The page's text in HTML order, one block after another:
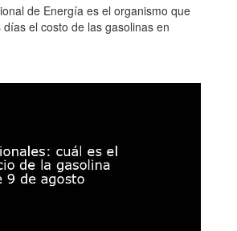
de Energía es el organismo que
el costo de las gasolinas en